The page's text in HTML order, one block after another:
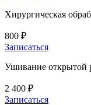
Хирургическая
800 ₽
Записаться
Ушивание открытой
2 400 ₽
Записаться